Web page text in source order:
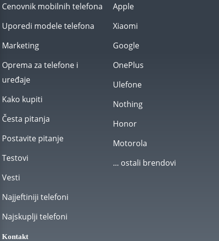
Cenovnik mobilnih telefona
Uporedi modele telefona
Marketing
Oprema za telefone i
uređaje
Kako kupiti
Česta pitanja
Postavite pitanje
Testovi
Vesti
Najjeftiniji telefoni
Najskuplji telefoni
Apple
Xiaomi
Google
OnePlus
Ulefone
Nothing
Honor
Motorola
... ostali brendovi
Kontakt